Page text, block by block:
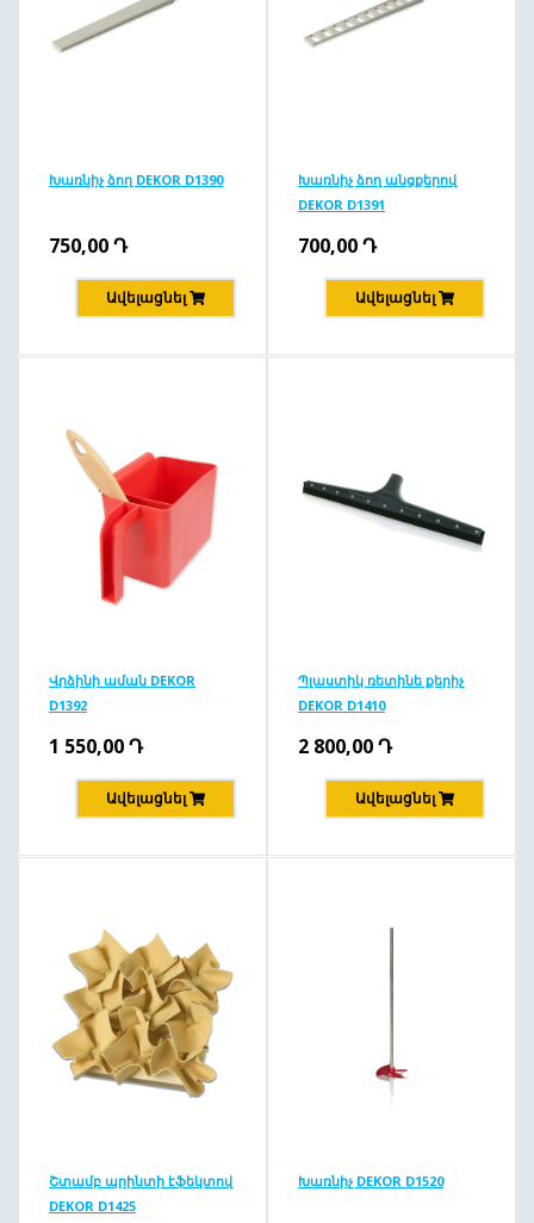
Խառնիչ ձող DEKOR D1390
750,00Դ
Ավելացնել
Խառնիչ ձող անցքերով
DEKOR D1391
700,00Դ
Ավելացնել
Վրձինի աման DEKOR
D1392
1 550,00Դ
Ավելացնել
Պլաստիկ ռետինե քերիչ
DEKOR D1410
2 800,00Դ
Ավելացնել
Շտամբ պրինտի էֆեկտով
DEKOR D1425
Խառնիչ DEKOR D1520